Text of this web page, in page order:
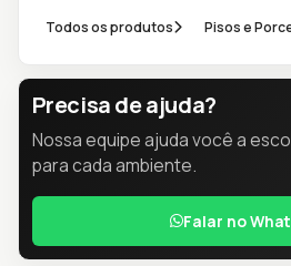
Todos os produtos Pisos e
Precisa de ajuda?
Nossa equipe ajuda você a
para cada ambiente.
Falar no